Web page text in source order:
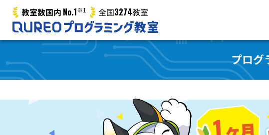
教室数国内 No.1※1 全国3274教室
プログ